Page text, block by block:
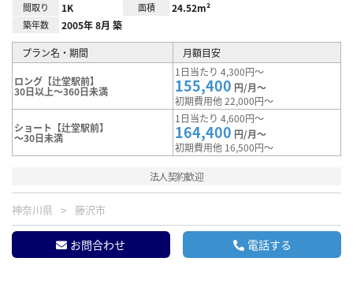
間取り 1K 面積 24.52m²
築年数 2005年 8月 築
プラン名・期間 月額目安
ロング【辻堂駅前】
30日以上～360日未満
1日当たり 4,300円～
155,400 円/月～
初期費用他 22,000円～
ショート【辻堂駅前】
～30日未満
1日当たり 4,600円～
164,400 円/月～
初期費用他 16,500円～
法人契約歓迎
神奈川県 藤沢市
お問合わせ 電話する